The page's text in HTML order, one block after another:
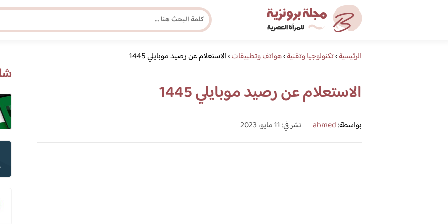
مجلة برونزية للفتاة العصرية الرئيسية›تكنولوجيا وتقنية›هواتف وتطبيقات›الاستعلام عن رصيد موبايلي 1445
الاستعلام عن رصيد موبايلي 1445
بواسطة:ahmed نشر في: 11 مايو، 2023